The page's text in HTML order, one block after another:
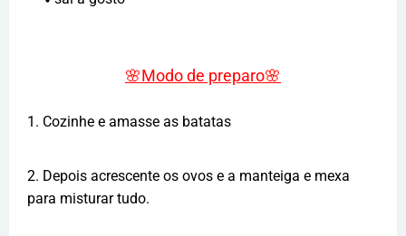
🌸Modo de preparo🌸
1. Cozinhe e amasse as batatas
2. Depois acrescente os ovos e a manteiga e mexa
para misturar tudo.